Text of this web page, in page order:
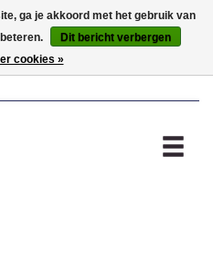
MIJN ACCOUNT
ga je akkoord met het gebruik van
Dit bericht verbergen
cookies »